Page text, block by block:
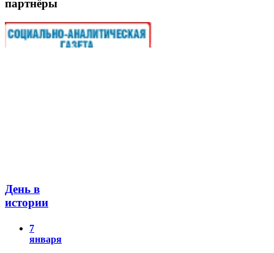
партнёры
День в
истории
7
января